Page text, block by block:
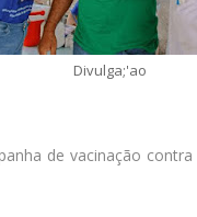
Divulga;'ao
de vacinação